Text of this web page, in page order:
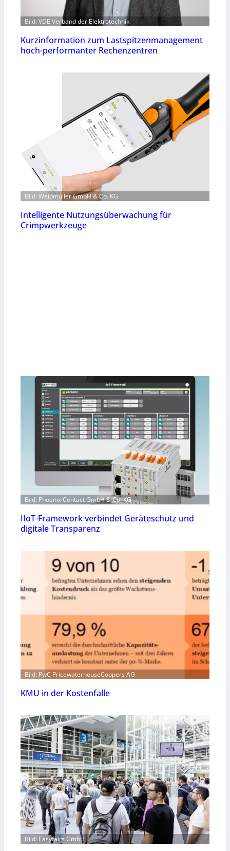
Bild: VDE Verband der Elektrotechnik
Kurzinformation zum Lastspitzenmanagement
hoch-performanter Rechenzentren
Bild: Weidmüller GmbH & Co. KG
Intelligente Nutzungsüberwachung für
Crimpwerkzeuge
Bild: Phoenix Contact GmbH & Co. KG
IIoT-Framework verbindet Geräteschutz und
digitale Transparenz
Bild: PwC PricewaterhouseCoopers AG
KMU in der Kostenfalle
Bild: Easyfairs GmbH